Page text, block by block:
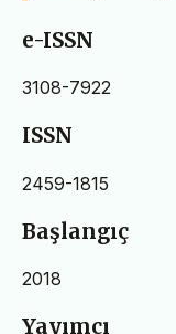
e-ISSN
3108-7922
ISSN
2459-1815
Başlangıç
2018
Yayımcı